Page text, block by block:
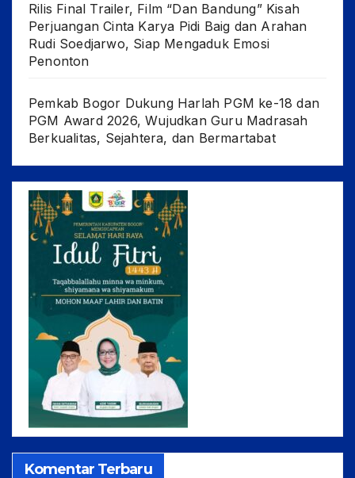
Rilis Final Trailer, Film “Dan Bandung” Kisah
Perjuangan Cinta Karya Pidi Baig dan Arahan
Rudi Soedjarwo, Siap Mengaduk Emosi
Penonton
Pemkab Bogor Dukung Harlah PGM ke-18 dan
PGM Award 2026, Wujudkan Guru Madrasah
Berkualitas, Sejahtera, dan Bermartabat
Komentar Terbaru